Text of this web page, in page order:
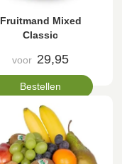
Fruitmand Mixed
Classic
voor 29,95
Bestellen